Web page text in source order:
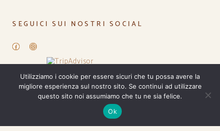
SEGUICI SUI NOSTRI SOCIAL
FacebookInstagram
PRIVACY POLICY
Utilizziamo i cookie per essere sicuri che tu possa avere la
migliore esperienza sul nostro sito. Se continui ad utilizzare
questo sito noi assumiamo che tu ne sia felice.
Ok